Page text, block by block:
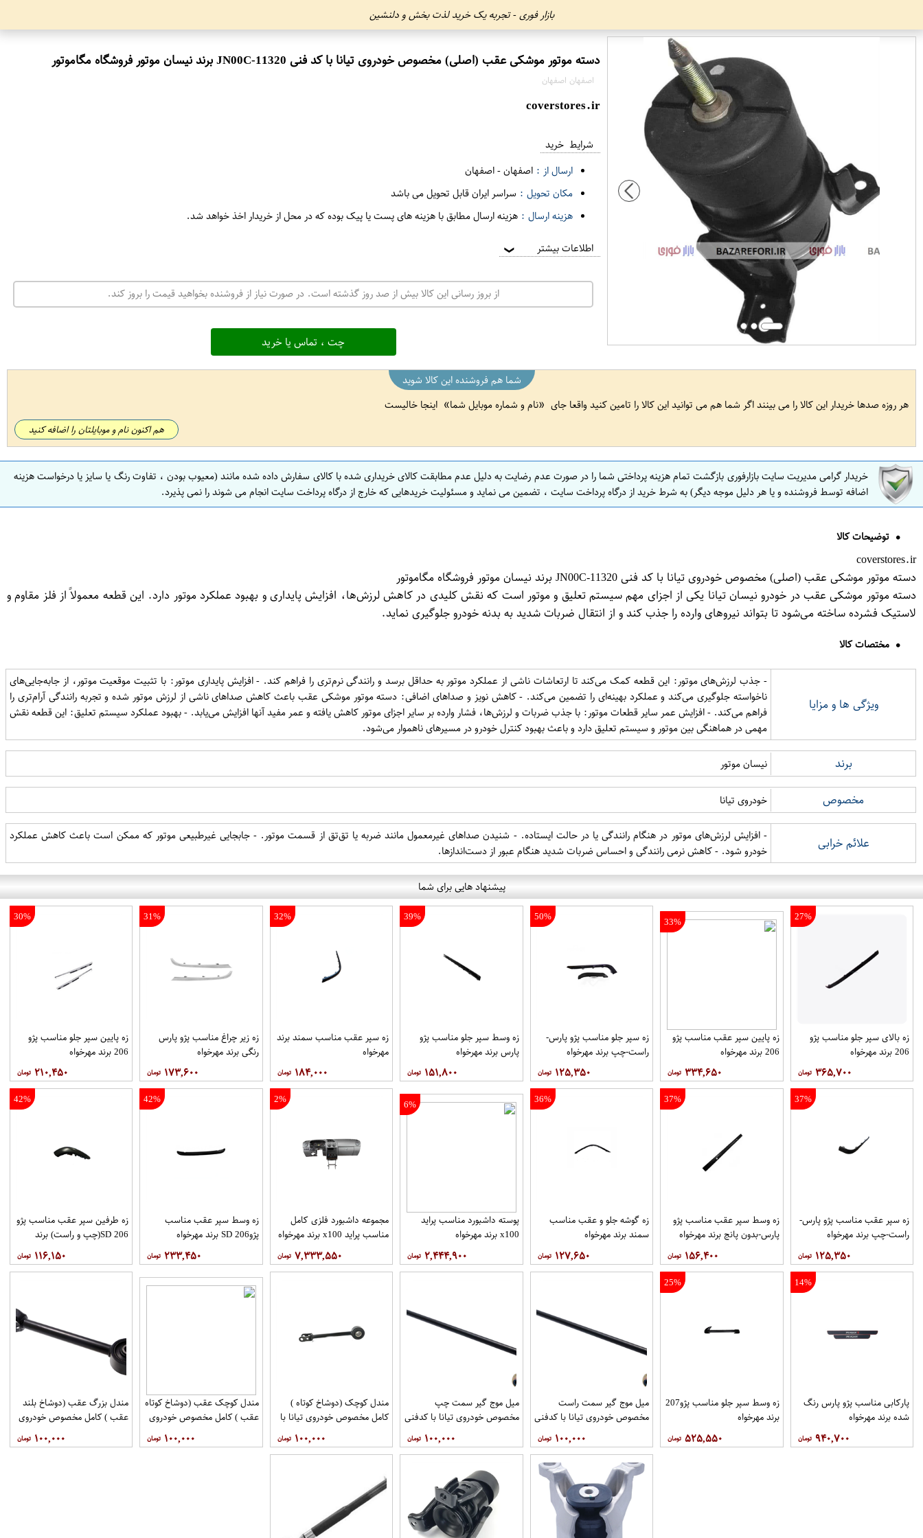
بازار فوری - تجربه یک خرید لذت بخش و دلنشین
دسته موتور موشکی عقب (اصلی) مخصوص خودروی تیانا با کد فنی 11320-JN00C برند نیسان موتور فروشگاه مگاموتور
اصفهان اصفهان
coverstores.ir
شرایط خرید
ارسال از : اصفهان-اصفهان
مکان تحویل : سراسر ایران قابل تحویل می باشد
هزینه ارسال : هزینه ارسال مطابق با هزینه های پست یا پیک بوده که در محل از خریدار اخذ خواهد شد.
اطلاعات بیشتر ❯
از بروز رسانی این کالا بیش از صد روز گذشته است. در صورت نیاز از فروشنده بخواهید قیمت را بروز کند.
چت ، تماس یا خرید
شما هم فروشنده این کالا شوید
هر روزه صدها خریدار این کالا را می بینند اگر شما هم می توانید این کالا را تامین کنید واقعا جای
نام و شماره موبایل شما اینجا خالیست
هم اکنون نام و موبایلتان را اضافه کنید
خریدار گرامی مدیریت سایت بازارفوری بازگشت تمام هزینه پرداختی شما را در صورت عدم رضایت به دلیل عدم مطابقت کالای خریداری شده با کالای سفارش داده شده مانند (معیوب بودن ، تفاوت رنگ یا سایز یا درخواست هزینه
اضافه توسط فروشنده و یا هر دلیل موجه دیگر) به شرط خرید از درگاه پرداخت سایت ، تضمین می نماید و مسئولیت خریدهایی که خارج از درگاه پرداخت سایت انجام می شوند را نمی پذیرد.
توضیحات کالا
coverstores.ir
دسته موتور موشکی عقب (اصلی) مخصوص خودروی تیانا با کد فنی 11320-JN00C برند نیسان موتور فروشگاه مگاموتور
دسته موتور موشکی عقب در خودرو نیسان تیانا یکی از اجزای مهم سیستم تعلیق و موتور است که نقش کلیدی در کاهش لرزش‌ها، افزایش پایداری و بهبود عملکرد موتور دارد. این قطعه معمولاً از فلز مقاوم و
لاستیک فشرده ساخته می‌شود تا بتواند نیروهای وارده را جذب کند و از انتقال ضربات شدید به بدنه خودرو جلوگیری نماید.
مختصات کالا
ویژگی ها و مزایا
- جذب لرزش‌های موتور: این قطعه کمک می‌کند تا ارتعاشات ناشی از عملکرد موتور به حداقل برسد و رانندگی نرم‌تری را فراهم کند. - افزایش پایداری موتور: با تثبیت موقعیت موتور، از جابه‌جایی‌های
ناخواسته جلوگیری می‌کند و عملکرد بهینه‌ای را تضمین می‌کند. - کاهش نویز و صداهای اضافی: دسته موتور موشکی عقب باعث کاهش صداهای ناشی از لرزش موتور شده و تجربه رانندگی آرام‌تری را
فراهم می‌کند. - افزایش عمر سایر قطعات موتور: با جذب ضربات و لرزش‌ها، فشار وارده بر سایر اجزای موتور کاهش یافته و عمر مفید آنها افزایش می‌یابد. - بهبود عملکرد سیستم تعلیق: این قطعه نقش
مهمی در هماهنگی بین موتور و سیستم تعلیق دارد و باعث بهبود کنترل خودرو در مسیرهای ناهموار می‌شود.
برند نیسان موتور
مخصوص خودروی تیانا
علائم خرابی
- افزایش لرزش‌های موتور در هنگام رانندگی یا در حالت ایستاده. - شنیدن صداهای غیرمعمول مانند ضربه یا تق‌تق از قسمت موتور. - جابجایی غیرطبیعی موتور که ممکن است باعث کاهش عملکرد
خودرو شود. - کاهش نرمی رانندگی و احساس ضربات شدید هنگام عبور از دست‌اندازها.
پیشنهاد هایی برای شما
27%
زه بالای سپر جلو مناسب پژو
206 برند مهرخواه
۳۶۵,۷۰۰
33%
زه پایین سپر عقب مناسب پژو
206 برند مهرخواه
۳۳۴,۶۵۰
50%
زه سپر جلو مناسب پژو پارس-
راست-چپ برند مهرخواه
۱۲۵,۳۵۰
39%
زه وسط سپر جلو مناسب پژو
پارس برند مهرخواه
۱۵۱,۸۰۰
32%
زه سپر عقب مناسب سمند برند
مهرخواه
۱۸۴,۰۰۰
31%
زه زیر چراغ مناسب پژو پارس
رنگی برند مهرخواه
۱۷۳,۶۰۰
30%
زه پایین سپر جلو مناسب پژو
206 برند مهرخواه
۲۱۰,۴۵۰
37%
زه سپر عقب مناسب پژو پارس-
راست-چپ برند مهرخواه
۱۲۵,۳۵۰
37%
زه وسط سپر عقب مناسب پژو
پارس-بدون پانج برند مهرخواه
۱۵۶,۴۰۰
36%
زه گوشه جلو و عقب مناسب
سمند برند مهرخواه
۱۲۷,۶۵۰
6%
پوسته داشبورد مناسب پراید
x100 برند مهرخواه
۲,۴۴۴,۹۰۰
2%
مجموعه داشبورد فلزی كامل
مناسب پراید x100 برند مهرخواه
۷,۳۳۳,۵۵۰
42%
زه وسط سپر عقب مناسب
پژو206 SD برند مهرخواه
۲۳۳,۴۵۰
42%
زه طرفین سپر عقب مناسب پژو
206 SD(چپ و راست) برند
۱۱۶,۱۵۰
14%
پاركابی مناسب پژو پارس رنگ
شده برند مهرخواه
۹۴۰,۷۰۰
25%
زه وسط سپر جلو مناسب پژو207
برند مهرخواه
۵۲۵,۵۵۰
میل موج گیر سمت راست
مخصوص خودروی تیانا با کدفنی
54618-1AA0E برندنیسان موتور
فروشگاه مگاموتور ۱۰۰,۰۰۰
میل موج گیر سمت چپ
مخصوص خودروی تیانا با کدفنی
54668-1AA0E برندنیسان موتور
فروشگاه مگاموتور ۱۰۰,۰۰۰
مندل کوچک (دوشاخ کوتاه )
کامل مخصوص خودروی تیانا با
کد فنی 551A0JN00Aبرند
نیسان موتور فروشگاه مگاموتور
۱۰۰,۰۰۰
مندل کوچک عقب (دوشاخ کوتاه
عقب ) کامل مخصوص خودروی
JN01Aبرند EEP فروشگاه
۱۰۰,۰۰۰
مندل بزرگ عقب (دوشاخ بلند
عقب ) کامل مخصوص خودروی
JN00Aبرند EEP فروشگاه
۱۰۰,۰۰۰